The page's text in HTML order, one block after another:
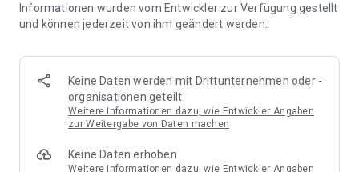
🍳 Zutaten direkt aus Rezepten übernehmen: Importiere
Zutaten von Rezept-Webseiten und verwandle sie
🚀 DEINE VORTEILE IM ALLTAG
* Nie wieder doppelte Einkäufe
* Kein Chaos mehr beim Einkaufen
* Bessere Abstimmung mit Familie & Freunden
* Perfekt für die Essensplanung
Informationen wurden vom Entwickler zur Verfügung gestellt
und können jederzeit von ihm geändert werden.
Keine Daten werden mit Drittunternehmen oder -
organisationen geteilt
Weitere Informationen dazu, wie Entwickler Angaben
zur Weitergabe von Daten machen
Keine Daten erhoben
Weitere Informationen dazu, wie Entwickler Angaben